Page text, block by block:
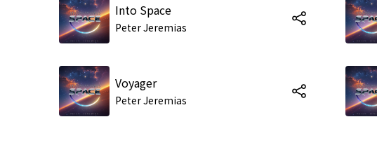
Into Space
Peter Jeremias
Voyager
Peter Jeremias